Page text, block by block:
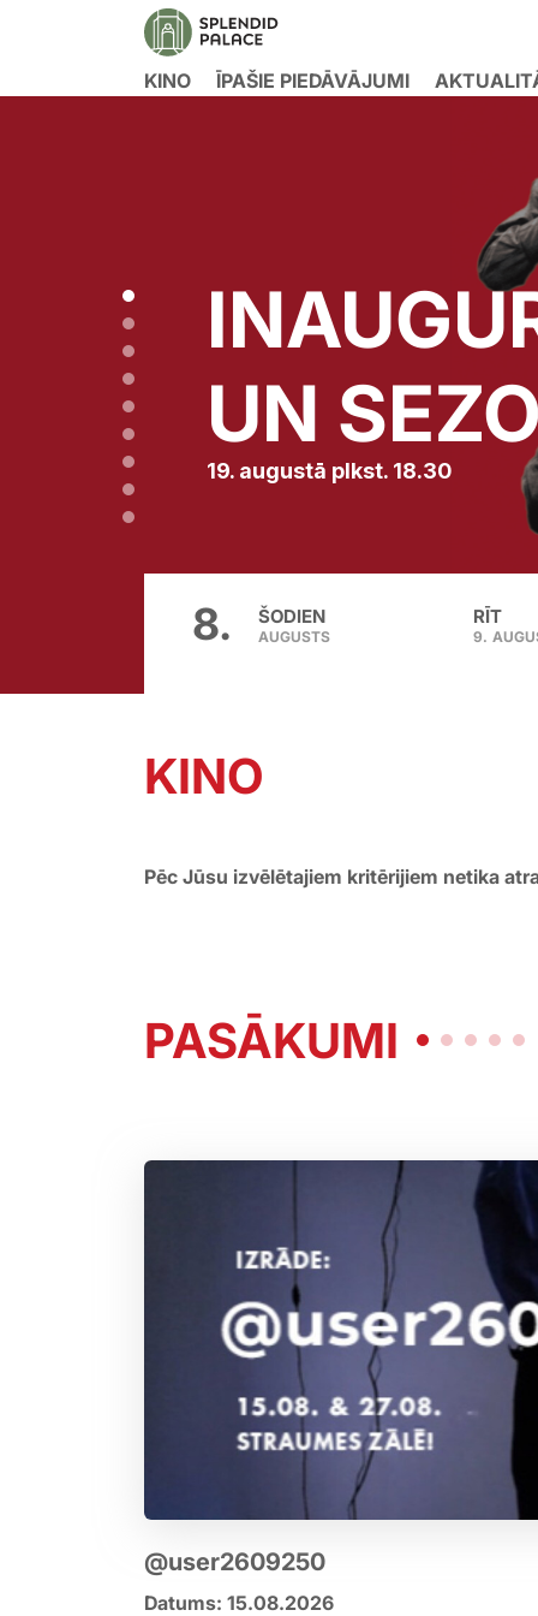
KINO ĪPAŠIE PIEDĀVĀJUMI
UN
19. augustā plkst. 18.30
ŠODIEN
8. AUGUSTS
RĪT
9.
KINO
Pēc Jūsu izvēlētajiem kritērijiem netika
PASĀKUMI
@user2609250
Datums: 15.08.2026